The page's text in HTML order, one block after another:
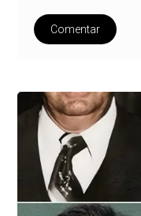
Comentar